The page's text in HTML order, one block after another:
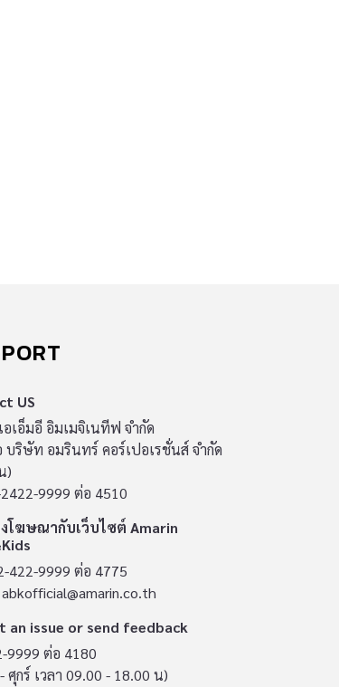
US
เอ็มอี อิมเมจิเนทีฟ จำกัด
บริษัท อมรินทร์ คอร์เปอเรชั่นส์ จำกัด
)
9999 ต่อ 4510
โฆษณากับเว็บไซต์ Amarin
422-9999 ต่อ 4775
abkofficial@amarin.co.th
an issue or send feedback
9999 ต่อ 4180
ศุกร์ เวลา 09.00 - 18.00 น)